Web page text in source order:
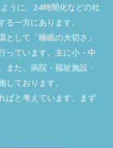
うに、24時間化などの社
一方にあります。
して「睡眠の大切さ」
っています。主に小・中
また、病院・福祉施設・
ております。
ばと考えています。まず